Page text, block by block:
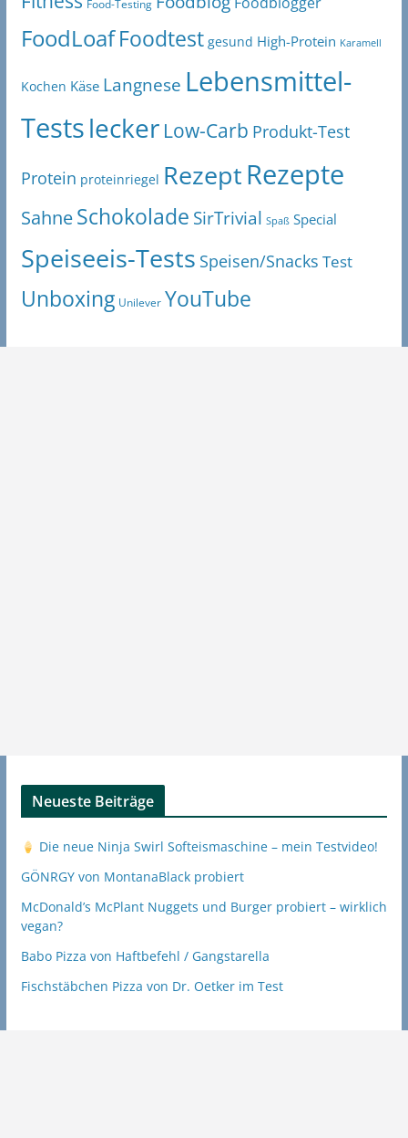
Food-Testing
FoodLoaf Foodtest gesund High-Protein Karamell
Kochen Käse Langnese Lebensmittel-
Testslecker Low-Carb Produkt-Test
Protein proteinriegel RezeptRezepte
SahneSchokolade SirTrivial Spaß Special
Speiseeis-Tests Speisen/Snacks Test
Unboxing Unilever YouTube
Neueste Beiträge
Die neue Ninja Swirl Softeismaschine – mein Testvideo!
GÖNRGY von MontanaBlack probiert
McDonald’s McPlant Nuggets und Burger probiert – wirklich
vegan?
Babo Pizza von Haftbefehl / Gangstarella
Fischstäbchen Pizza von Dr. Oetker im Test